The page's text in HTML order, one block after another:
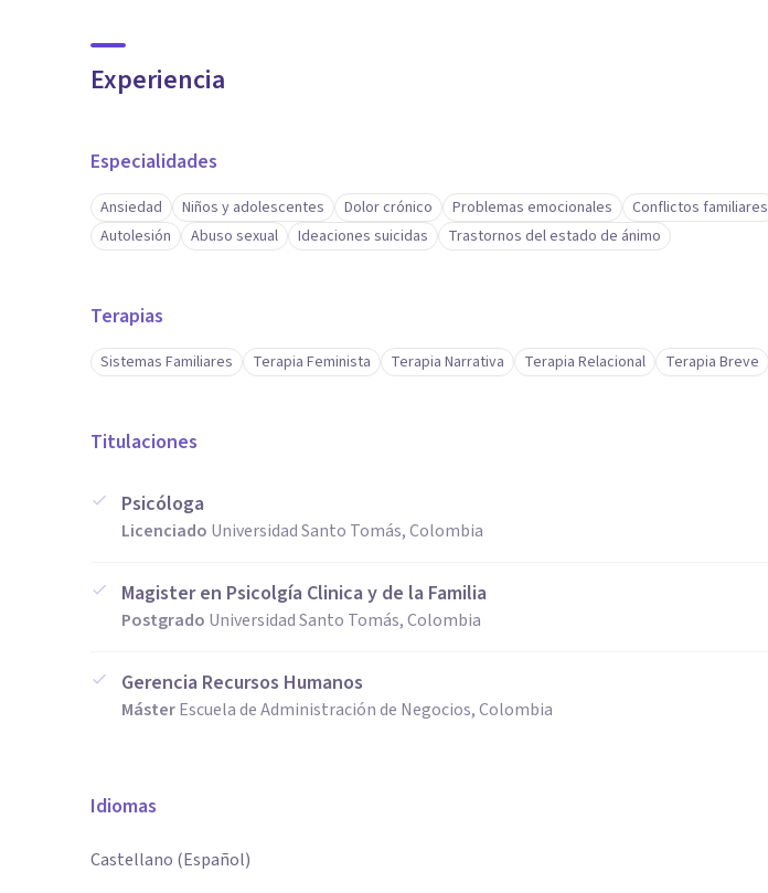
Experiencia
Especialidades
Ansiedad Niños y adolescentes Dolor crónico Problemas emocionales Conflictos familiares
Autolesión
Abuso sexual Ideaciones suicidas Trastornos del estado de ánimo
Terapias
Sistemas Familiares Terapia Feminista Terapia Narrativa Terapia Relacional Terapia Breve
Titulaciones
Psicóloga
Licenciado Universidad Santo Tomás, Colombia
Magister en Psicolgía Clinica y de la Familia
Postgrado Universidad Santo Tomás, Colombia
Gerencia Recursos Humanos
MásterEscuela de Administración de Negocios, Colombia
Idiomas
Castellano (Español)